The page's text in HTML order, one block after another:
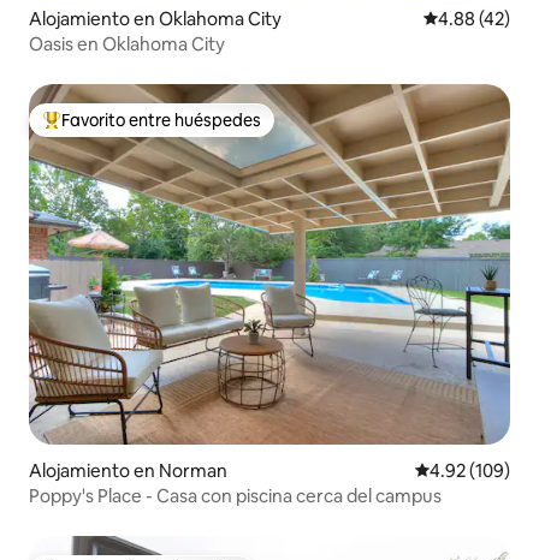
Alojamiento en Oklahoma City Calificación
4.88 (42)
Oasis en Oklahoma City
Favorito entre huéspedes preferido
Favorito entre huéspedes
Alojamiento en Norman Calificación
4.92 (109)
Poppy's Place - Casa con piscina cerca del campus